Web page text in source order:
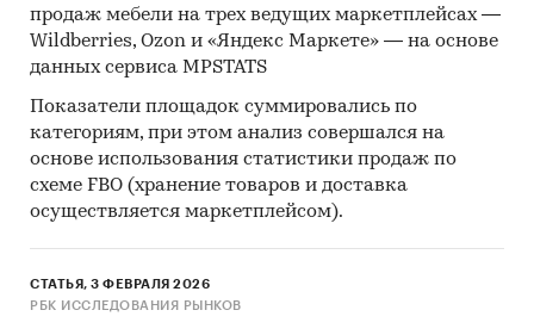
продаж мебели на трех ведущих маркетплейсах —
Wildberries, Ozon и «Яндекс Маркете» — на основе
данных сервиса MPSTATS
Показатели площадок суммировались по
категориям, при этом анализ совершался на
основе использования статистики продаж по
схеме FBO (хранение товаров и доставка
осуществляется маркетплейсом).
СТАТЬЯ, 3 ФЕВРАЛЯ 2026
РБК ИССЛЕДОВАНИЯ РЫНКОВ